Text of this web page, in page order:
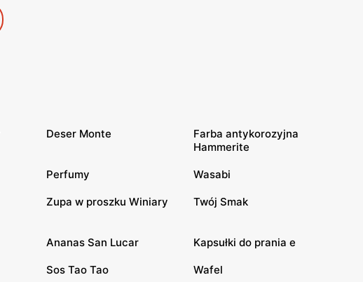
Deser Monte
Farba antykorozyjna
Hammerite
Perfumy Wasabi
Zupa w proszku Winiary Twój Smak
Ananas San Lucar Kapsułki do prania e
Sos Tao Tao Wafel